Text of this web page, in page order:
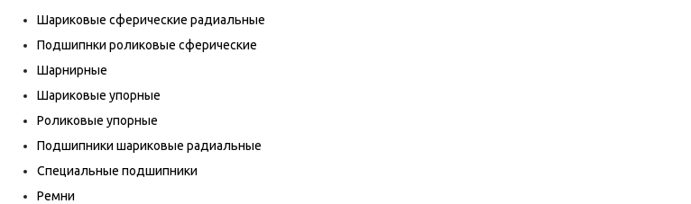
Шариковые сферические радиальные
Подшипнки роликовые сферические
Шарнирные
Шариковые упорные
Роликовые упорные
Подшипники шариковые радиальные
Специальные подшипники
Ремни